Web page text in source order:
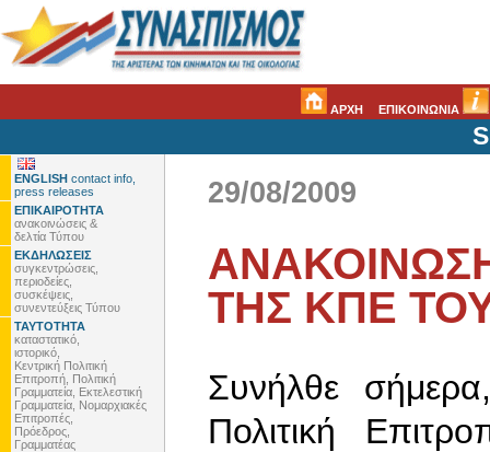
ΑΡΧΗ ΕΠΙΚΟΙΝΩΝΙΑ
ENGLISH contact info,
press releases
ΕΠΙΚΑΙΡΟΤΗΤΑ
ανακοινώσεις &
δελτία Τύπου
ΕΚΔΗΛΩΣΕΙΣ
συγκεντρώσεις,
περιοδείες,
συσκέψεις,
συνεντεύξεις Τύπου
ΤΑΥΤΟΤΗΤΑ
καταστατικό,
ιστορικό,
Κεντρική Πολιτική
Επιτροπή, Πολιτική
Γραμματεία, Εκτελεστική
Γραμματεία, Νομαρχιακές
Επιτροπές,
Πρόεδρος,
Γραμματέας
29/08/2009
ΤΗΣ ΚΠΕ
Συνήλθε
Πολιτική